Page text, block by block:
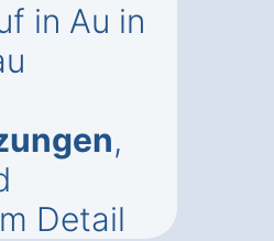
in Au in
,
Detail